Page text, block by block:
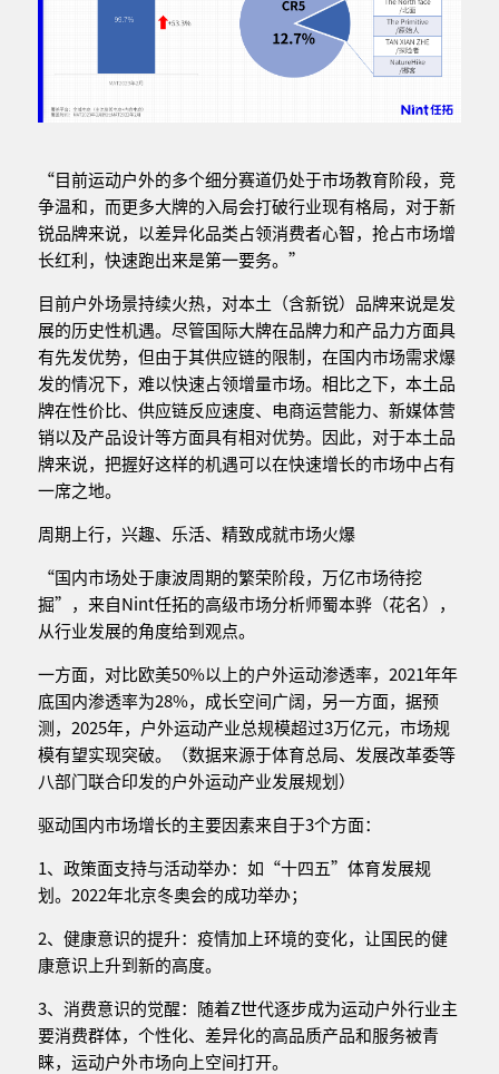
“目前运动户外的多个细分赛道仍处于市场教育阶段，竞
争温和，而更多大牌的入局会打破行业现有格局，对于新
锐品牌来说，以差异化品类占领消费者心智，抢占市场增
长红利，快速跑出来是第一要务。”
目前户外场景持续火热，对本土（含新锐）品牌来说是发
展的历史性机遇。尽管国际大牌在品牌力和产品力方面具
有先发优势，但由于其供应链的限制，在国内市场需求爆
发的情况下，难以快速占领增量市场。相比之下，本土品
牌在性价比、供应链反应速度、电商运营能力、新媒体营
销以及产品设计等方面具有相对优势。因此，对于本土品
牌来说，把握好这样的机遇可以在快速增长的市场中占有
一席之地。
周期上行，兴趣、乐活、精致成就市场火爆
“国内市场处于康波周期的繁荣阶段，万亿市场待挖
掘”，来自Nint任拓的高级市场分析师蜀本骅（花名），
从行业发展的角度给到观点。
一方面，对比欧美50%以上的户外运动渗透率，2021年年
底国内渗透率为28%，成长空间广阔，另一方面，据预
测，2025年，户外运动产业总规模超过3万亿元，市场规
模有望实现突破。（数据来源于体育总局、发展改革委等
八部门联合印发的户外运动产业发展规划）
驱动国内市场增长的主要因素来自于3个方面：
1、政策面支持与活动举办：如“十四五”体育发展规
划。2022年北京冬奥会的成功举办；
2、健康意识的提升：疫情加上环境的变化，让国民的健
康意识上升到新的高度。
3、消费意识的觉醒：随着Z世代逐步成为运动户外行业主
要消费群体，个性化、差异化的高品质产品和服务被青
睐，运动户外市场向上空间打开。